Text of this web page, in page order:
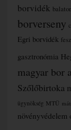
borvidék
borverseny
Egri borvidék
gasztronómia
magyar bor
Szőlőbirtoka
ügynökség MTÜ
növényvédelem